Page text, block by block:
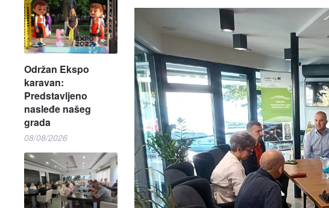
Održan Ekspo
karavan:
Predstavljeno
nasleđe našeg
grada
08/08/2026